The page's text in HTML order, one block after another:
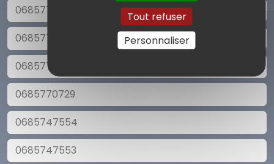
Tout refuser
Personnaliser
0685774649
0685774648
0685770730
0685770729
0685747554
0685747553